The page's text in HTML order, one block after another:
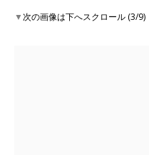
▼次の画像は下へスクロール (3/9)